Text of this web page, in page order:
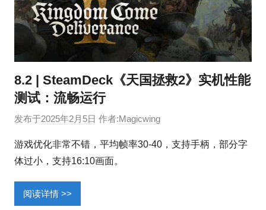
8.2 | SteamDeck《天国拯救2》实机性能
测试：流畅运行
发布于2025年2月5日 作者:Magicwing
游戏优化非常不错，平均帧率30-40，支持手柄，部分字
体过小，支持16:10画面。
阅读详情 >>